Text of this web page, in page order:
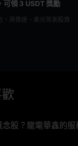
可領 3 USDT 獎勵
，英偉達、美光等美股資
念股？龍電華鑫的